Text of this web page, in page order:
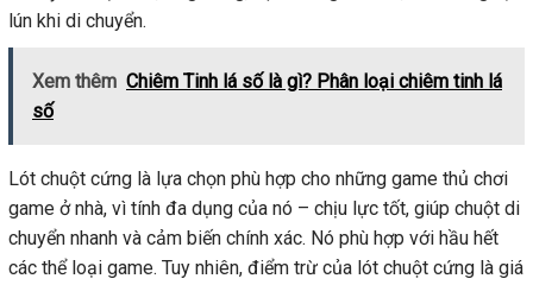
lún khi di chuyển.
Xem thêm Chiêm Tinh lá số là gì? Phân loại chiêm tinh lá
số
Lót chuột cứng là lựa chọn phù hợp cho những game thủ chơi
game ở nhà, vì tính đa dụng của nó – chịu lực tốt, giúp chuột di
chuyển nhanh và cảm biến chính xác. Nó phù hợp với hầu hết
các thể loại game. Tuy nhiên, điểm trừ của lót chuột cứng là giá